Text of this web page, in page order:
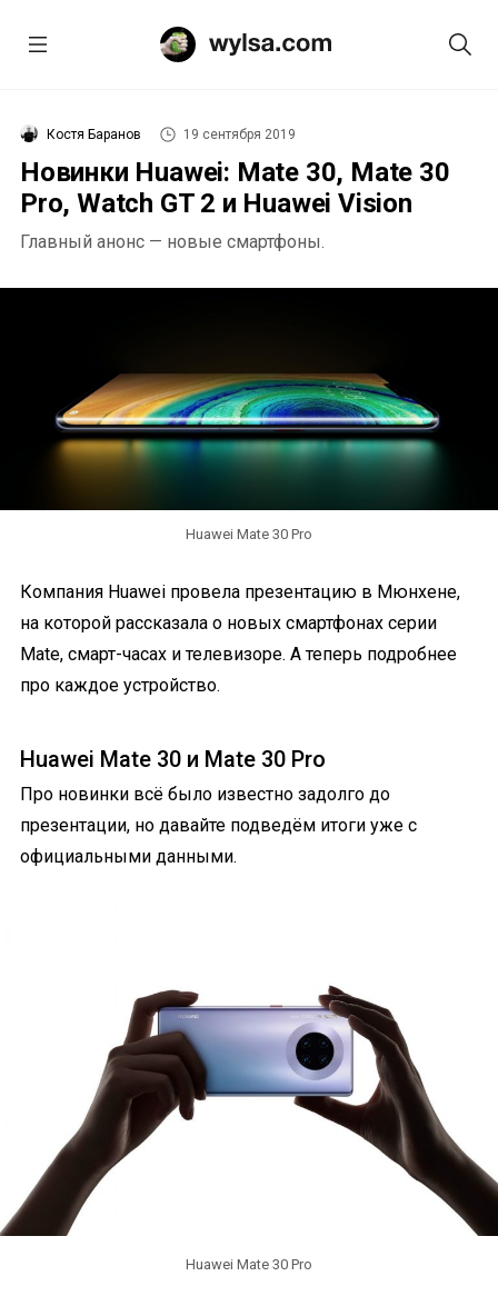
Костя Баранов 19 сентября 2019
Новинки Huawei: Mate 30, Mate 30
Pro, Watch GT 2 и Huawei Vision
Главный анонс — новые смартфоны.
Huawei Mate 30 Pro
Компания Huawei провела презентацию в Мюнхене,
на которой рассказала о новых смартфонах серии
Mate, смарт-часах и телевизоре. А теперь подробнее
про каждое устройство.
Huawei Mate 30 и Mate 30 Pro
Про новинки всё было известно задолго до
презентации, но давайте подведём итоги уже с
официальными данными.
Huawei Mate 30 Pro